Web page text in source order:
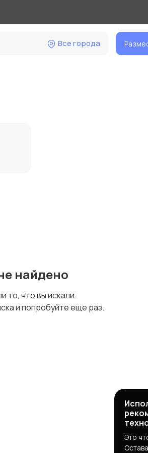
Все города
найдено
то, что вы искали.
и попробуйте еще раз.
Это